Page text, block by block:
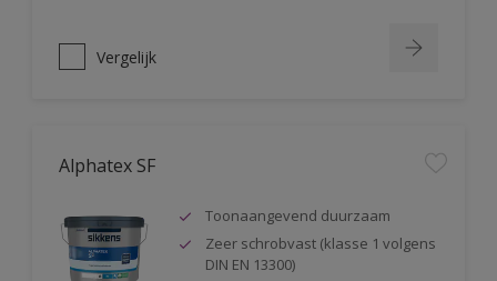
Vergelijk
Alphatex SF
Toonaangevend duurzaam
Zeer schrobvast (klasse 1 volgens
DIN EN 13300)